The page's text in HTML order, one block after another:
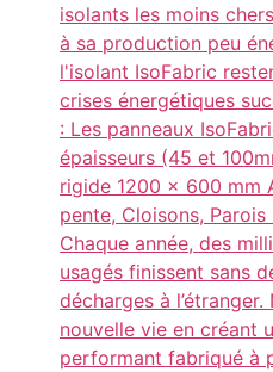
isolants les moins
à sa production peu
l'isolant IsoFabric
crises énergétiques
: Les panneaux
épaisseurs (45 et
rigide 1200 x 600 mm
pente, Cloisons,
Chaque année, des
usagés finissent sans
décharges à
nouvelle vie en créant
performant fabriqué à